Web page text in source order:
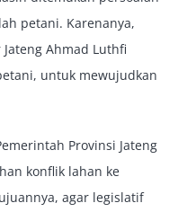
petani. Karenanya,
Ahmad Luthfi
untuk mewujudkan
Provinsi Jateng
konflik lahan ke
agar legislatif